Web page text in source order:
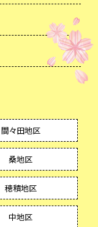
間々田地区
桑地区
穂積地区
中地区